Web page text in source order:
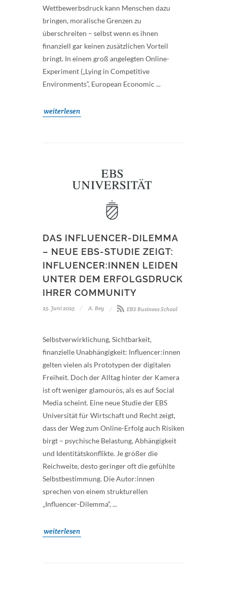
Wettbewerbsdruck kann Menschen dazu
bringen, moralische Grenzen zu
überschreiten – selbst wenn es ihnen
finanziell gar keinen zusätzlichen Vorteil
bringt. In einem groß angelegten Online-
Experiment („Lying in Competitive
Environments“, European Economic ...
weiterlesen
DAS INFLUENCER-DILEMMA
– NEUE EBS-STUDIE ZEIGT:
INFLUENCER:INNEN LEIDEN
UNTER DEM ERFOLGSDRUCK
IHRER COMMUNITY
25. Juni 2025 A. Bey EBS Business School
Selbstverwirklichung, Sichtbarkeit,
finanzielle Unabhängigkeit: Influencer:innen
gelten vielen als Prototypen der digitalen
Freiheit. Doch der Alltag hinter der Kamera
ist oft weniger glamourös, als es auf Social
Media scheint. Eine neue Studie der EBS
Universität für Wirtschaft und Recht zeigt,
dass der Weg zum Online-Erfolg auch Risiken
birgt – psychische Belastung, Abhängigkeit
und Identitätskonflikte. Je größer die
Reichweite, desto geringer oft die gefühlte
Selbstbestimmung. Die Autor:innen
sprechen von einem strukturellen
„Influencer-Dilemma“, ...
weiterlesen